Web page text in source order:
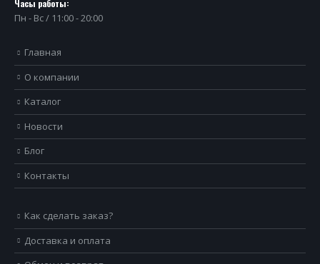
Часы работы:
Пн - Вс / 11:00 - 20:00
Главная
О компании
Каталог
Новости
Блог
Контакты
Как сделать заказ?
Доставка и оплата